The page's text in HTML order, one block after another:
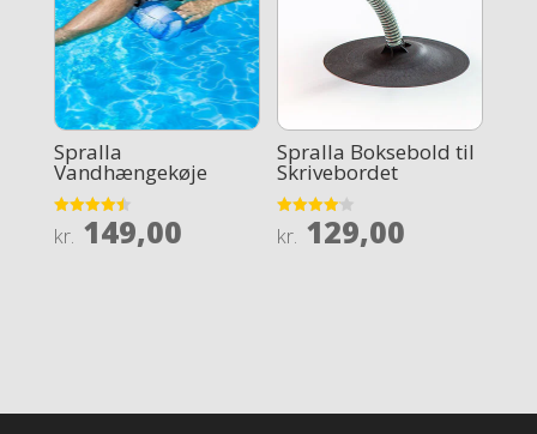
Spralla
Vandhængekøje
Rated
4.5
kr. 149,00
Spralla Boksebold til
Skrivebordet
Rated
4.1
kr. 129,00